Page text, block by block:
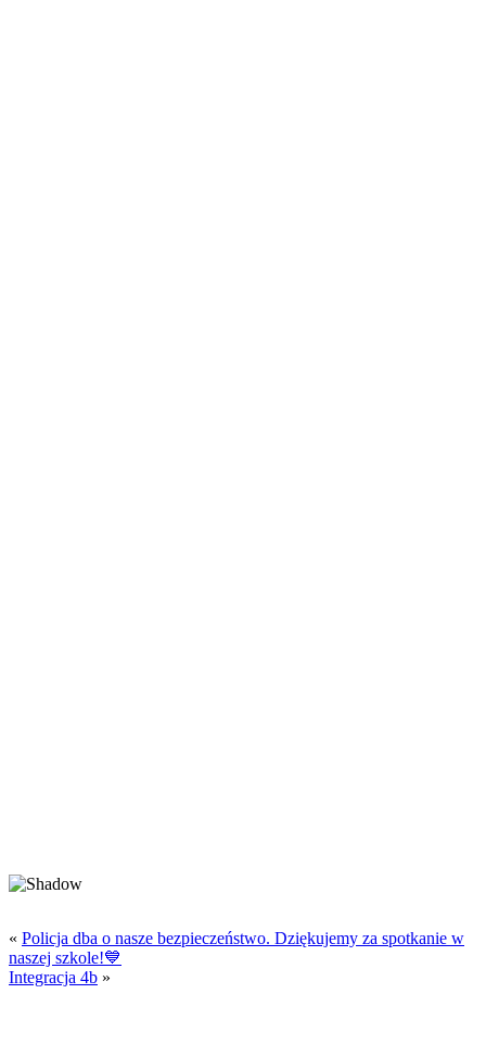
« Policja dba o nasze bezpieczeństwo. Dziękujemy za spotkanie w
naszej szkole!💙
Integracja 4b »